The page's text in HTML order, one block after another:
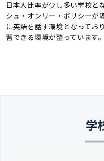
日本人比率が少し多い学校と
シュ・オンリー・ポリシーが
に英語を話す環境となってお
習できる環境が整っています。
学